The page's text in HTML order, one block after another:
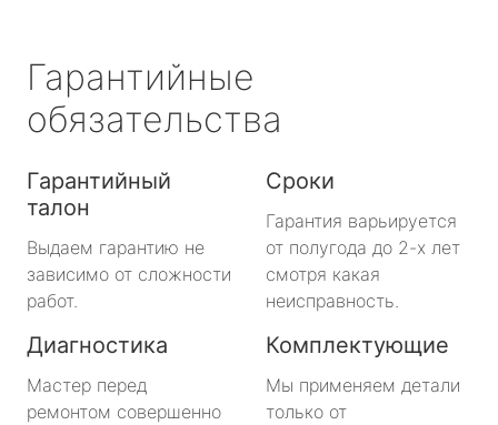
Гарантийные
обязательства
Гарантийный
талон
Выдаем гарантию не
зависимо от сложности
работ.
Сроки
Гарантия варьируется
от полугода до 2-х лет
смотря какая
неисправность.
Диагностика
Мастер перед
ремонтом совершенно
Комплектующие
Мы применяем детали
только от